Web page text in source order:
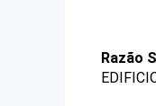
Razão